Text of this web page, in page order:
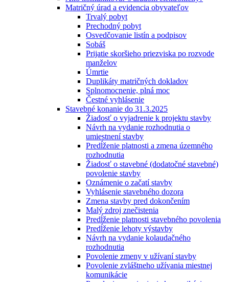
Matričný úrad a evidencia obyvateľov
Trvalý pobyt
Prechodný pobyt
Osvedčovanie listín a podpisov
Sobáš
Prijatie skoršieho priezviska po rozvode
manželov
Úmrtie
Duplikáty matričných dokladov
Splnomocnenie, plná moc
Čestné vyhlásenie
Stavebné konanie do 31.3.2025
Žiadosť o vyjadrenie k projektu stavby
Návrh na vydanie rozhodnutia o
umiestnení stavby
Predĺženie platnosti a zmena územného
rozhodnutia
Žiadosť o stavebné (dodatočné stavebné)
povolenie stavby
Oznámenie o začatí stavby
Vyhlásenie stavebného dozora
Zmena stavby pred dokončením
Malý zdroj znečistenia
Predĺženie platnosti stavebného povolenia
Predĺženie lehoty výstavby
Návrh na vydanie kolaudačného
rozhodnutia
Povolenie zmeny v užívaní stavby
Povolenie zvláštneho užívania miestnej
komunikácie